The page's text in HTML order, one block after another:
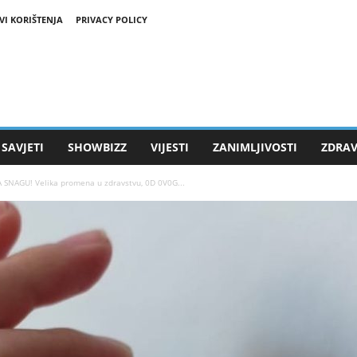
KORIŠTENJA PRIVACY POLICY
SAVJETI SHOWBIZZ VIJESTI ZANIMLJIVOSTI
SNAGU! Velika promena u zdravstvu, 0D 0V0G...